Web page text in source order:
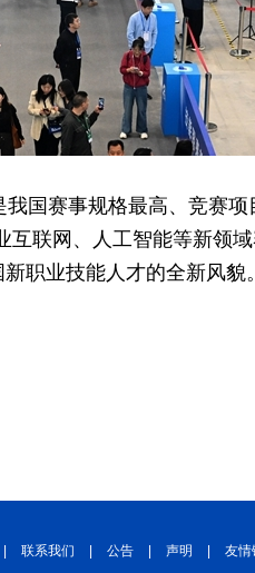
国赛事规格最高、竞赛
联网、人工智能等新领
职业技能人才的全新风貌。
联系我们 公告 声明 友情